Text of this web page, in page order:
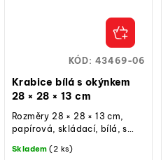
Krabice bílá s okýnkem
28 × 28 × 13 cm
Skladem (2 ks)
Rozměry 28 × 28 × 13 cm,
papírová, skládací, bílá, s
cukrářské výrobky, balení 1
KÓD: 43469-06